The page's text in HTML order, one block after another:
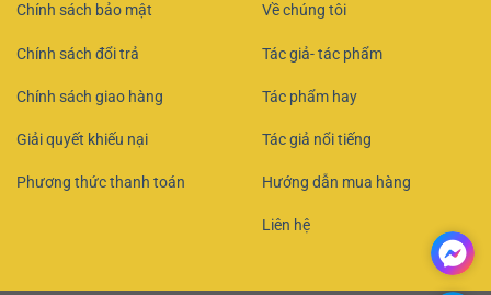
Chính sách bảo mật
Chính sách đổi trả
Chính sách giao hàng
Giải quyết khiếu nại
Phương thức thanh toán
Về chúng tôi
Tác giả- tác phẩm
Tác phẩm hay
Tác giả nổi tiếng
Hướng dẫn mua hàng
Liên hệ